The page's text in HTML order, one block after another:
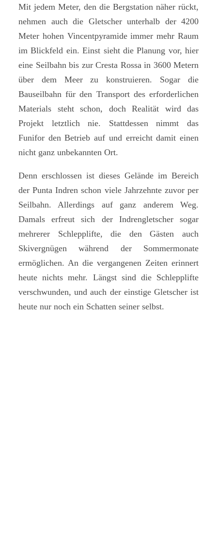
Mit jedem Meter, den die Bergstation näher rückt,
nehmen auch die Gletscher unterhalb der 4200
Meter hohen Vincentpyramide immer mehr Raum
im Blickfeld ein. Einst sieht die Planung vor, hier
eine Seilbahn bis zur Cresta Rossa in 3600 Metern
über dem Meer zu konstruieren. Sogar die
Bauseilbahn für den Transport des erforderlichen
Materials steht schon, doch Realität wird das
Projekt letztlich nie. Stattdessen nimmt das
Funifor den Betrieb auf und erreicht damit einen
nicht ganz unbekannten Ort.
Denn erschlossen ist dieses Gelände im Bereich
der Punta Indren schon viele Jahrzehnte zuvor per
Seilbahn. Allerdings auf ganz anderem Weg.
Damals erfreut sich der Indrengletscher sogar
mehrerer Schlepplifte, die den Gästen auch
Skivergnügen während der Sommermonate
ermöglichen. An die vergangenen Zeiten erinnert
heute nichts mehr. Längst sind die Schlepplifte
verschwunden, und auch der einstige Gletscher ist
heute nur noch ein Schatten seiner selbst.